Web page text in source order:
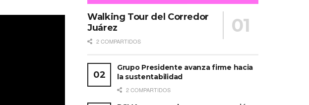
Walking Tour del Corredor
Juárez
2 COMPARTIDOS
Grupo Presidente avanza firme hacia
la sustentabilidad
2 COMPARTIDOS